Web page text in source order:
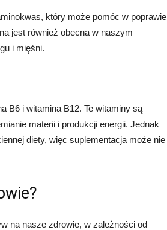
który może pomóc w poprawie
jest również obecna w naszym
i mięśni.
B6 i witamina B12. Te witaminy są
materii i produkcji energii. Jednak
diety, więc suplementacja może nie
na nasze zdrowie, w zależności od